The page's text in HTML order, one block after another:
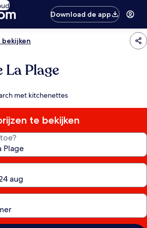
Download de app
bekijken
La Plage
met kitchenettes
te bekijken